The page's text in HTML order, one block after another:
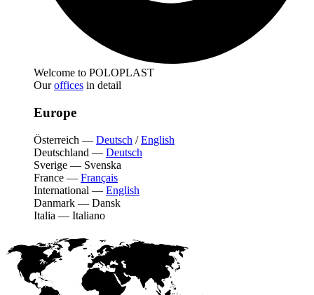
Welcome to POLOPLAST
Ouroffices in detail
Europe
Österreich — Deutsch /English
Deutschland — Deutsch
Sverige — Svenska
France — Français
International — English
Danmark — Dansk
Italia — Italiano